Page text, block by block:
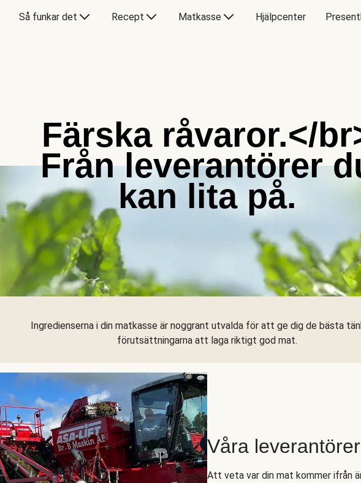
Så funkar det Recept Matkasse Hjälpcenter
Färska råvaror.</
Från leverantörer
kan lita på.
Ingredienserna i din matkasse är noggrant utvalda för att ge dig de bästa
förutsättningarna att laga riktigt god mat.
Våra leverantörer
Att veta var din mat kommer ifrån